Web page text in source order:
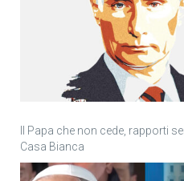
Il Papa che non cede, rapporti
Casa Bianca